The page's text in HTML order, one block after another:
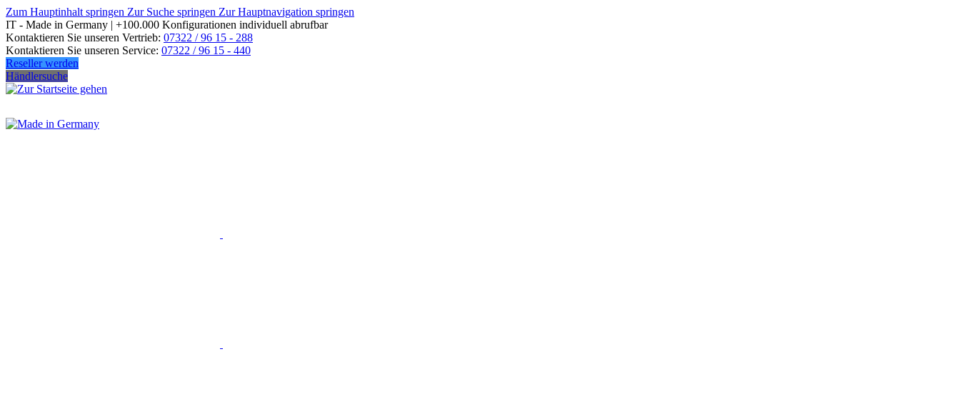
Zum Hauptinhalt springen Zur Suche springen Zur Hauptnavigation springen
IT - Made in Germany | +100.000 Konfigurationen individuell abrufbar
Kontaktieren Sie unseren Vertrieb: 07322 / 96 15 - 288
Kontaktieren Sie unseren Service: 07322 / 96 15 - 440
Reseller werden
Händlersuche